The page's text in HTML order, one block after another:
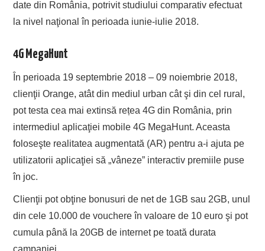
date din România, potrivit studiului comparativ efectuat
la nivel naţional în perioada iunie-iulie 2018.
4G MegaHunt
În perioada 19 septembrie 2018 – 09 noiembrie 2018,
clienţii Orange, atât din mediul urban cât şi din cel rural,
pot testa cea mai extinsă rețea 4G din România, prin
intermediul aplicaţiei mobile 4G MegaHunt. Aceasta
foloseşte realitatea augmentată (AR) pentru a-i ajuta pe
utilizatorii aplicaţiei să „vâneze” interactiv premiile puse
în joc.
Clienţii pot obţine bonusuri de net de 1GB sau 2GB, unul
din cele 10.000 de vouchere în valoare de 10 euro şi pot
cumula până la 20GB de internet pe toată durata
campaniei.